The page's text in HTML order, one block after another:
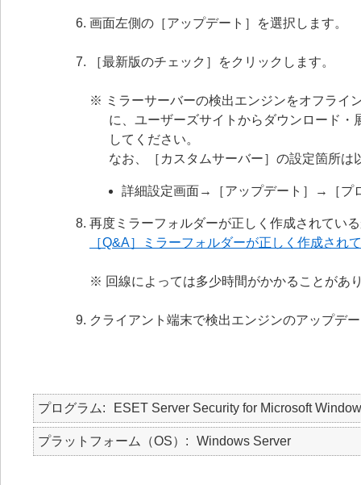
画面左側の［アップデート］を選択します。
［最新版のチェック］をクリックします。
※ ミラーサーバーの検出エンジンをオフライ
に、ユーザーズサイトからダウンロード
してください。
なお、［カスタムサーバー］の設定箇所は
詳細設定画面→［アップデート］→［プ
再度ミラーフォルダーが正しく作成されてい
［Q&A］ミラーフォルダーが正しく作成され
※ 回線によっては多少時間がかかることがあ
クライアント端末で検出エンジンのアップデ
プログラム ESET Server Security for Microsoft
プラットフォーム（OS） Windows Server